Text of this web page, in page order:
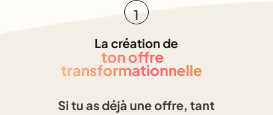
1
La création de
ton offre
transformationnelle
Si tu as déjà une offre, tant